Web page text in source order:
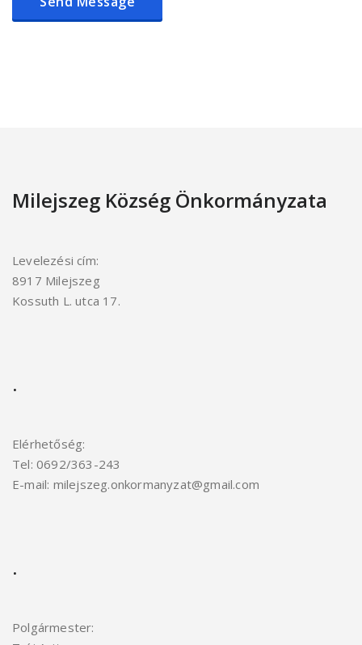
Milejszeg Község Önkormányzata
Levelezési cím:
8917 Milejszeg
Kossuth L. utca 17.
.
Elérhetőség:
Tel: 0692/363-243
E-mail: milejszeg.onkormanyzat@gmail.com
.
Polgármester: